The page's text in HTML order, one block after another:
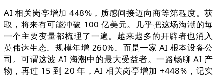
AI 相关岗亭增加 448%，质感间接迈向商等第程度。获
取，将来有可能冲破 100 亿美元。几乎把这场海潮的每
一个主要变量都梳理了一遍。越来越多的开辟者也涌入
英伟达生态。规模年增 260%。而是一家 AI 根本设备公
司。可谓这波 AI 海潮中的最大受益者。一路畅聊 AI 产
物，再过 15 到 20 年，AI 相关岗亭增加 +448%，记实